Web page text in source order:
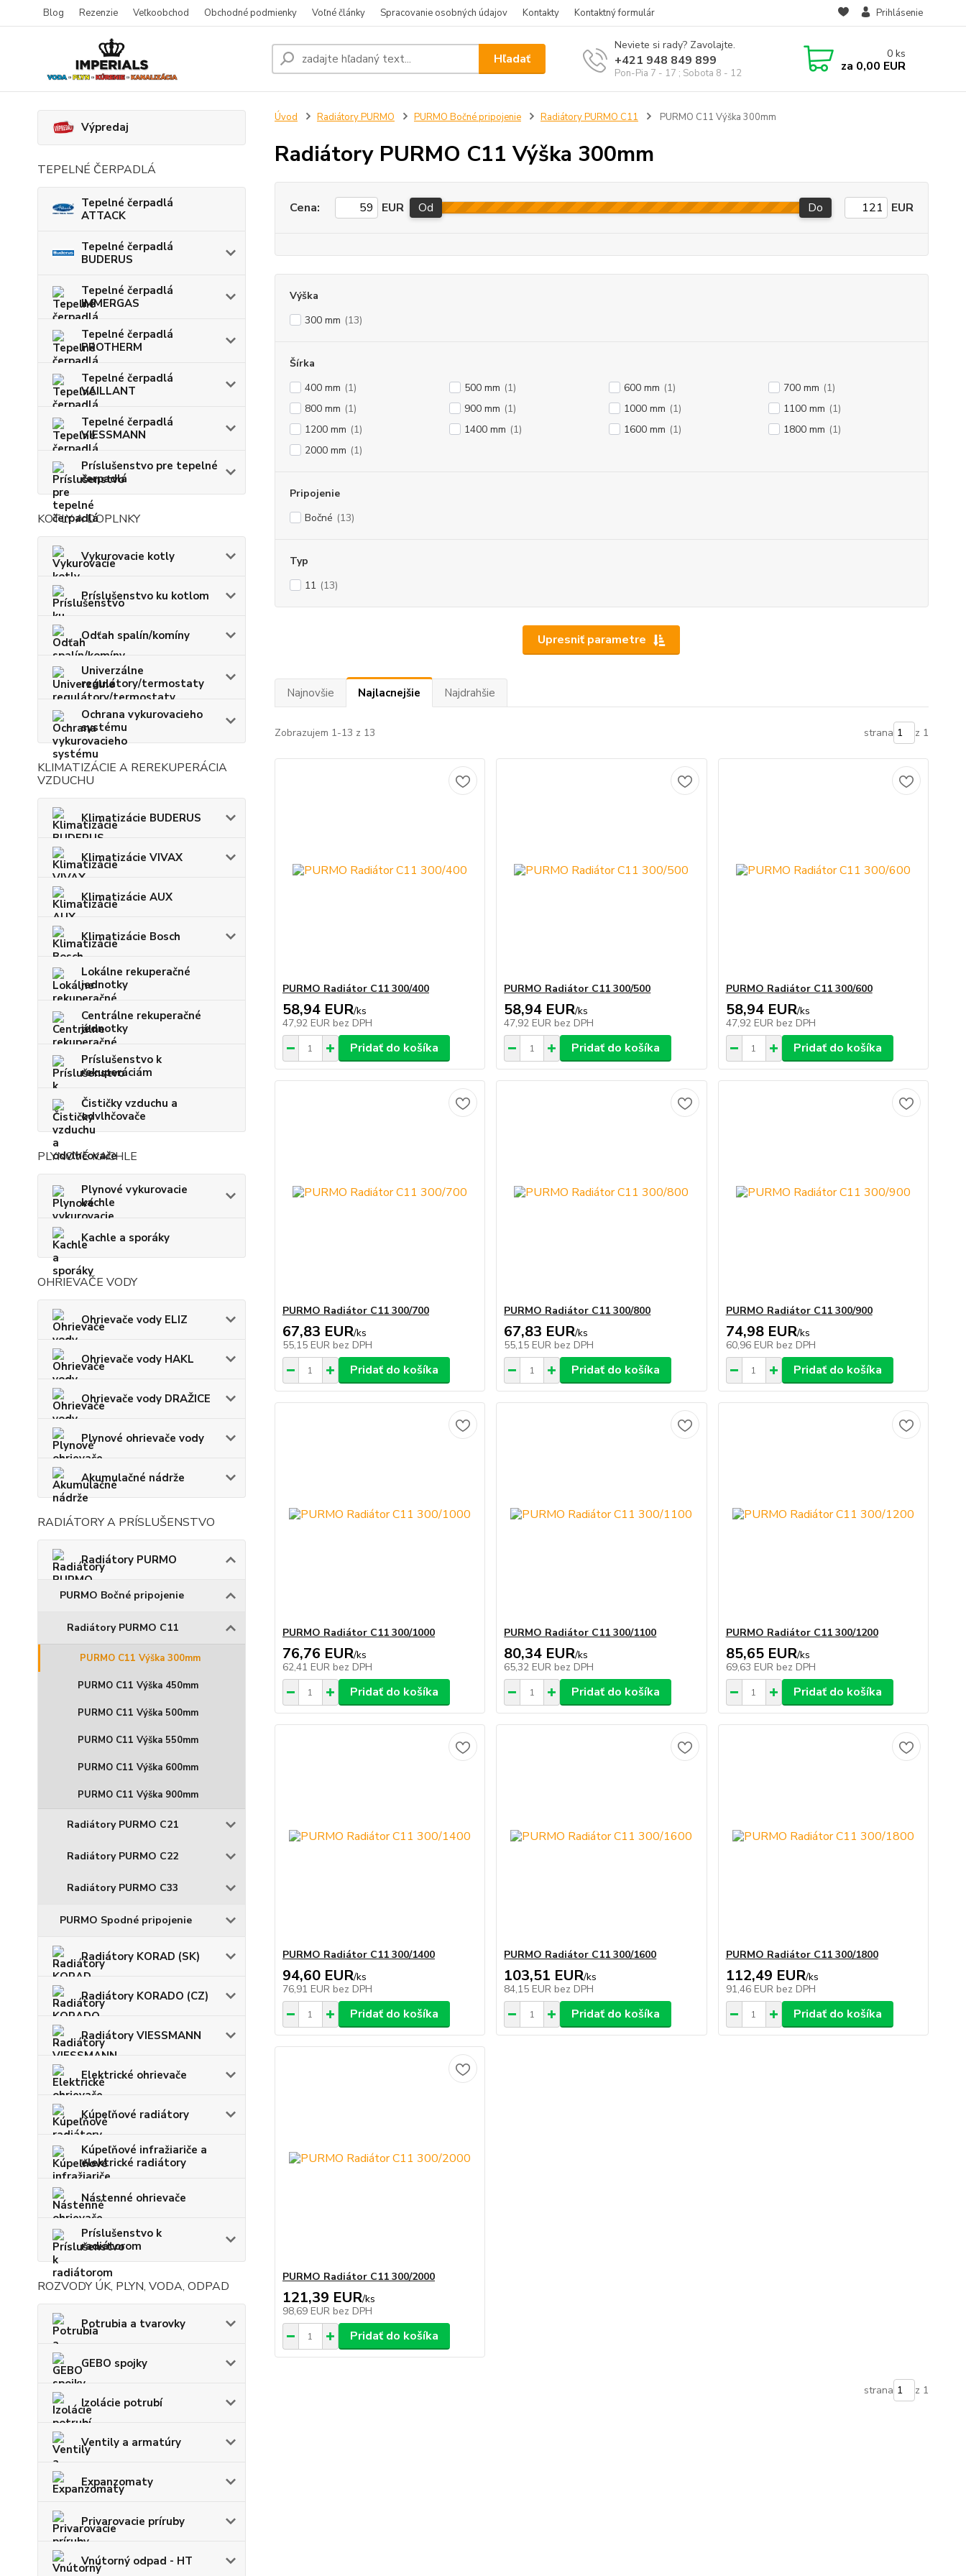
Blog Rezenzie Veľkoobchod Obchodné podmienky Voľné články Spracovanie osobných údajov Kontakty Kontaktný formulár Prihlásenie
Hľadať
Neviete si rady? Zavolajte.
+421 948 849 899
Pon-Pia 7 - 17 ; Sobota 8 - 12
0 ks
za 0,00 EUR
Výpredaj
TEPELNÉ ČERPADLÁ
Tepelné čerpadlá
ATTACK
Tepelné čerpadlá
BUDERUS
Tepelné čerpadlá
IMMERGAS
Tepelné čerpadlá
PROTHERM
Tepelné čerpadlá
VAILLANT
Tepelné čerpadlá
VIESSMANN
Príslušenstvo pre tepelné
čerpadlá
KOTLY A DOPLNKY
Vykurovacie kotly
Príslušenstvo ku kotlom
Odťah spalín/komíny
Univerzálne
regulátory/termostaty
Ochrana vykurovacieho
systému
KLIMATIZÁCIE A REREKUPERÁCIA
VZDUCHU
Klimatizácie BUDERUS
Klimatizácie VIVAX
Klimatizácie AUX
Klimatizácie Bosch
Lokálne rekuperačné
jednotky
Centrálne rekuperačné
jednotky
Príslušenstvo k
rekuperáciám
Čističky vzduchu a
odvlhčovače
PLYNOVÉ KACHLE
Plynové vykurovacie
kachle
Kachle a sporáky
OHRIEVAČE VODY
Ohrievače vody ELIZ
Ohrievače vody HAKL
Ohrievače vody DRAŽICE
Plynové ohrievače vody
Akumulačné nádrže
RADIÁTORY A PRÍSLUŠENSTVO
Radiátory PURMO
PURMO Bočné pripojenie
Radiátory PURMO C11
PURMO C11 Výška 300mm
PURMO C11 Výška 450mm
PURMO C11 Výška 500mm
PURMO C11 Výška 550mm
PURMO C11 Výška 600mm
PURMO C11 Výška 900mm
Radiátory PURMO C21
Radiátory PURMO C22
Radiátory PURMO C33
PURMO Spodné pripojenie
Radiátory KORAD (SK)
Radiátory KORADO (CZ)
Radiátory VIESSMANN
Elektrické ohrievače
Kúpeľňové radiátory
Kúpeľňové infražiariče a
elektrické radiátory
Nástenné ohrievače
Príslušenstvo k
radiátorom
ROZVODY ÚK, PLYN, VODA, ODPAD
Potrubia a tvarovky
GEBO spojky
Izolácie potrubí
Ventily a armatúry
Expanzomaty
Privarovacie príruby
Vnútorný odpad - HT
Úvod Radiátory PURMO PURMO Bočné pripojenie Radiátory PURMO C11 PURMO C11 Výška 300mm
Radiátory PURMO C11 Výška 300mm
Upresniť parametre
Cena: EUR Od Do EUR
Výška
300 mm (13)
Šírka
400 mm (1) 500 mm (1) 600 mm (1) 700 mm (1)
800 mm (1) 900 mm (1) 1000 mm (1) 1100 mm (1)
1200 mm (1) 1400 mm (1) 1600 mm (1) 1800 mm (1)
2000 mm (1)
Pripojenie
Bočné (13)
Typ
11 (13)
Najnovšie Najlacnejšie Najdrahšie
Zobrazujem 1-13 z 13 strana z 1
PURMO Radiátor C11 300/400
58,94 EUR/ks
47,92 EUR bez DPH
Pridať do košíka
PURMO Radiátor C11 300/500
58,94 EUR/ks
47,92 EUR bez DPH
Pridať do košíka
PURMO Radiátor C11 300/600
58,94 EUR/ks
47,92 EUR bez DPH
Pridať do košíka
PURMO Radiátor C11 300/700
67,83 EUR/ks
55,15 EUR bez DPH
Pridať do košíka
PURMO Radiátor C11 300/800
67,83 EUR/ks
55,15 EUR bez DPH
Pridať do košíka
PURMO Radiátor C11 300/900
74,98 EUR/ks
60,96 EUR bez DPH
Pridať do košíka
PURMO Radiátor C11 300/1000
76,76 EUR/ks
62,41 EUR bez DPH
Pridať do košíka
PURMO Radiátor C11 300/1100
80,34 EUR/ks
65,32 EUR bez DPH
Pridať do košíka
PURMO Radiátor C11 300/1200
85,65 EUR/ks
69,63 EUR bez DPH
Pridať do košíka
PURMO Radiátor C11 300/1400
94,60 EUR/ks
76,91 EUR bez DPH
Pridať do košíka
PURMO Radiátor C11 300/1600
103,51 EUR/ks
84,15 EUR bez DPH
Pridať do košíka
PURMO Radiátor C11 300/1800
112,49 EUR/ks
91,46 EUR bez DPH
Pridať do košíka
PURMO Radiátor C11 300/2000
121,39 EUR/ks
98,69 EUR bez DPH
Pridať do košíka
strana z 1